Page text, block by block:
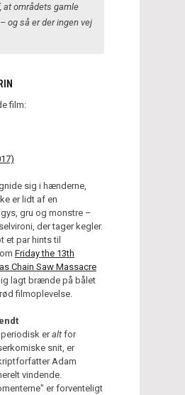
at områdets gamle
og så er der ingen vej
film:
sig i hænderne,
er lidt af en
gru og monstre –
der tager kegler.
et par hints til
Friday the 13th
Chain Saw Massacre
lagt brænde på bålet
filmoplevelse.
eralt for
snit, er
Adam
vindende.
er forventeligt